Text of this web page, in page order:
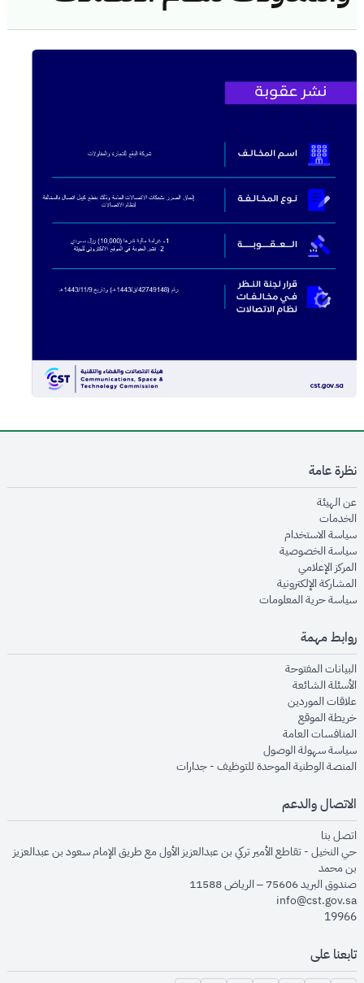
نظرة عامة
عن الهيئةopens in new window
الخدماتopens in new window
سياسة الاستخدام
سياسة الخصوصيةopens in new window
المركز الإعلاميopens in new window
المشاركة الإلكترونيةopens in new window
سياسة حرية المعلوماتopens in new window
روابط مهمة
البيانات المفتوحةopens in new window
الأسئلة الشائعةopens in new window
علاقات الموردينopens in new window
خريطة الموقعopens in new window
المنافسات العامةopens in new window
سياسة سهولة الوصولopens in new window
المنصة الوطنية الموحدة للتوظيف - جداراتopens in new window
الاتصال والدعم
اتصل بنا
حي النخيل - تقاطع الأمير تركي بن عبدالعزيز الأول مع طريق الإمام سعود بن عبدالعزيز
بن محمد
صندوق البريد 75606 – الرياض 11588
info@cst.gov.sa
19966
تابعنا على